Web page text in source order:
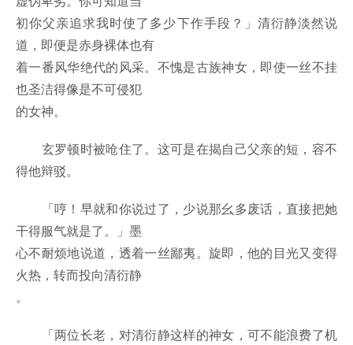
初你父亲追求我时使了多少下作手段？」清衍静淡然说
道，即便是赤身裸体也有
着一番风华绝代的风采。不愧是古族神女，即使一丝不挂
也圣洁得像是不可侵犯
的女神。
玄罗顿时被呛住了。这可是在揭自己父亲的短，容不
得他辩驳。
「哼！早就和你说过了，少说那幺多废话，直接把她
干得服气就是了。」墨
心不耐烦地说道，透着一丝鄙夷。旋即，他的目光又变得
火热，转而投向清衍静
。
「两位长老，对清衍静这样的神女，可不能浪费了机